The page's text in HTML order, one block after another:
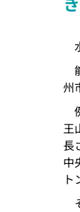
州
王
長
中